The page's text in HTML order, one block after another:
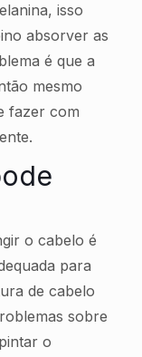
isso
absorver as
é que a
mesmo
fazer com
o cabelo é
para
de cabelo
sobre
o